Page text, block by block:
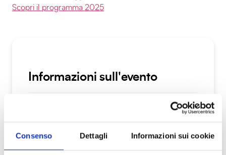
Consenso Dettagli Informazioni sui cookie
Scopri il programma 2025
Informazioni sull'evento
FOCUS AFFRONTATI